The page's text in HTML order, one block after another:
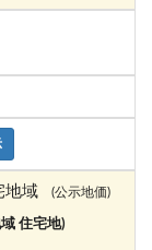
地域 (公示地価)
住宅地)